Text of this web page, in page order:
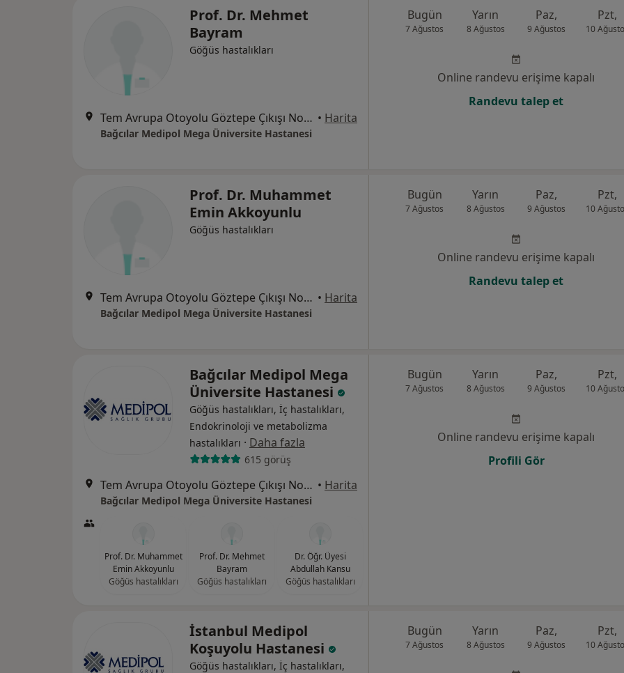
Prof. Dr. Mehmet
Bayram
Göğüs hastalıkları
Tem Avrupa Otoyolu Göztepe Çıkışı No: 1Bağcılar, İstanbul • Harita
Bağcılar Medipol Mega Üniversite Hastanesi
Bugün
7 Ağustos
Yarın
8 Ağustos
Paz,
9 Ağustos
Pzt,
10
Online randevu erişime kapalı
Randevu talep et
Prof. Dr. Muhammet
Emin Akkoyunlu
Göğüs hastalıkları
Tem Avrupa Otoyolu Göztepe Çıkışı No: 1Bağcılar, İstanbul • Harita
Bağcılar Medipol Mega Üniversite Hastanesi
Bugün
7 Ağustos
Yarın
8 Ağustos
Paz,
9 Ağustos
Pzt,
10
Online randevu erişime kapalı
Randevu talep et
Bağcılar Medipol Mega
Üniversite Hastanesi
Göğüs hastalıkları, İç hastalıkları,
Endokrinoloji ve metabolizma
hastalıkları · Daha fazla
615 görüş
Tem Avrupa Otoyolu Göztepe Çıkışı No: 1Bağcılar, İstanbul • Harita
Bağcılar Medipol Mega Üniversite Hastanesi
Prof. Dr. Muhammet
Emin Akkoyunlu
Göğüs hastalıkları
Prof. Dr. Mehmet
Bayram
Göğüs hastalıkları
Dr. Öğr. Üyesi
Abdullah Kansu
Göğüs hastalıkları
Bugün
7 Ağustos
Yarın
8 Ağustos
Paz,
9 Ağustos
Pzt,
10
Online randevu erişime kapalı
Profili Gör
İstanbul Medipol
Koşuyolu Hastanesi
Göğüs hastalıkları, İç hastalıkları,
Bugün
7 Ağustos
Yarın
8 Ağustos
Paz,
9 Ağustos
Pzt,
10